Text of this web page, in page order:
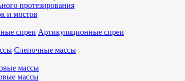
протезирования
и мостов
Артикуляционные спреи
Слепочные массы
массы
массы